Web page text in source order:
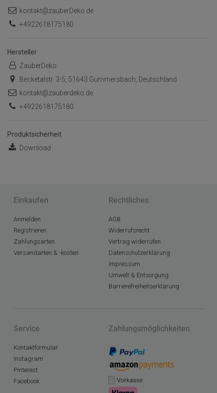
kontakt@zauberDeko.de
+4922618175180
Hersteller
ZauberDeko
Becketalstr. 3-5, 51643 Gummersbach, Deutschland
kontakt@zauberdeko.de
+4922618175180
Produktsicherheit
Download
Einkaufen
Anmelden
Registrieren
Zahlungsarten
Versandarten & -kosten
Rechtliches
AGB
Widerrufsrecht
Vertrag widerrufen
Datenschutzerklärung
Impressum
Umwelt & Entsorgung
Barrierefreiheitserklärung
Service
Kontaktformular
Instagram
Pinterest
Facebook
Zahlungsmöglichkeiten